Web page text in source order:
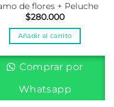
de flores + Peluche
$280.000
Añadir al carrito
Comprar por
Whatsapp